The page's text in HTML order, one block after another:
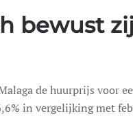
bewust
de huurprijs voor
in vergelijking met